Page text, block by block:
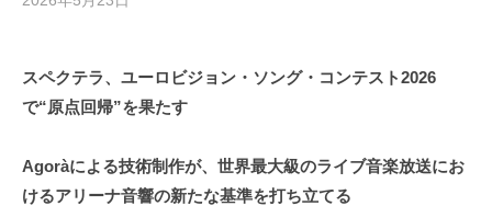
i
g
s
h
の
コ
ン
ト
スペクテラ、ユーロビジョン・ソング・コンテスト2026
で“原点回帰”を果たす
Agoràによる技術制作が、世界最大級のライブ音楽放送にお
けるアリーナ音響の新たな基準を打ち立てる